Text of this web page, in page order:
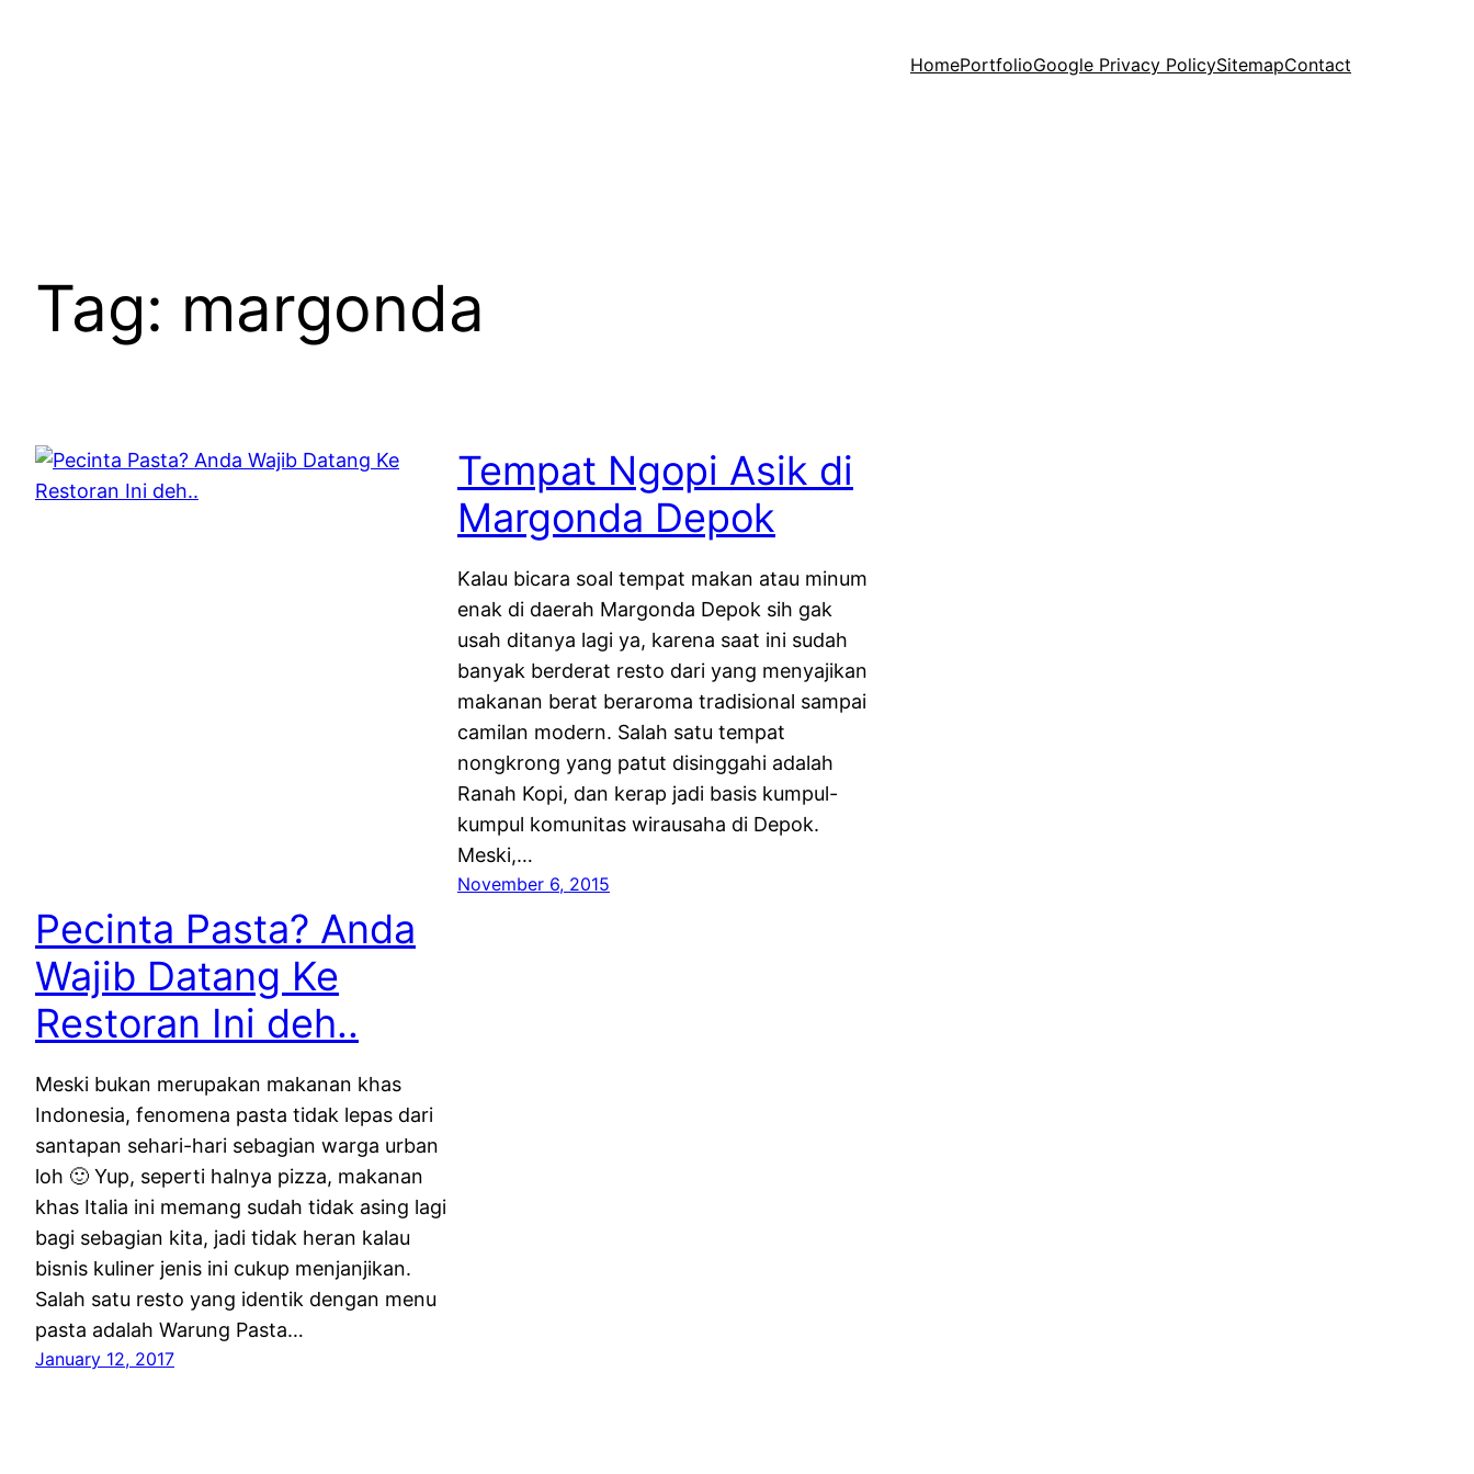
HomePortfolioGoogle Privacy PolicySitemapContact
Tag: margonda
Pecinta Pasta? Anda
Wajib Datang Ke
Restoran Ini deh..
Meski bukan merupakan makanan khas
Indonesia, fenomena pasta tidak lepas dari
santapan sehari-hari sebagian warga urban
loh 🙂 Yup, seperti halnya pizza, makanan
khas Italia ini memang sudah tidak asing lagi
bagi sebagian kita, jadi tidak heran kalau
bisnis kuliner jenis ini cukup menjanjikan.
Salah satu resto yang identik dengan menu
pasta adalah Warung Pasta…
January 12, 2017
Tempat Ngopi Asik di
Margonda Depok
Kalau bicara soal tempat makan atau minum
enak di daerah Margonda Depok sih gak
usah ditanya lagi ya, karena saat ini sudah
banyak berderat resto dari yang menyajikan
makanan berat beraroma tradisional sampai
camilan modern. Salah satu tempat
nongkrong yang patut disinggahi adalah
Ranah Kopi, dan kerap jadi basis kumpul-
kumpul komunitas wirausaha di Depok.
Meski,…
November 6, 2015